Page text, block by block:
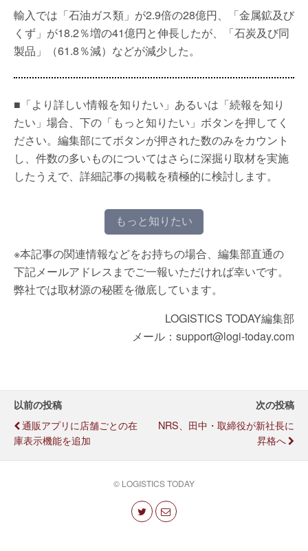
輸入では「石油ガス類」が2.9倍の28億円、「金属鉱及び
くず」が18.2％増の41億円と伸長したが、「石炭及び同
製品」（61.8％減）などが減少した。
■「より詳しい情報を知りたい」あるいは「続報を知り
たい」場合、下の「もっと知りたい」ボタンを押してく
ださい。編集部にてボタンが押された数のみをカウント
し、件数の多いものについてはさらに深掘り取材を実施
したうえで、詳細記事の掲載を積極的に検討します。
もっと知りたい
※本記事の関連情報などをお持ちの場合、編集部直通の
下記メールアドレスまでご一報いただければ幸いです。
弊社では取材源の秘匿を徹底しています。
LOGISTICS TODAY編集部
メール：support@logi-today.com
以前の投稿
通販アプリに店舗ごとの在
庫表示機能を追加
次の投稿
NRS、田中・取締役が新社長に
昇格へ
© LOGISTICS TODAY